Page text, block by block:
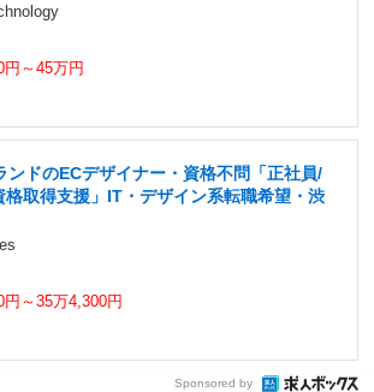
円～45万円
ンドのECデザイナー・資格不問「正社員/
格取得支援」IT・デザイン系転職希望・渋
円～35万4,300円
Sponsored by